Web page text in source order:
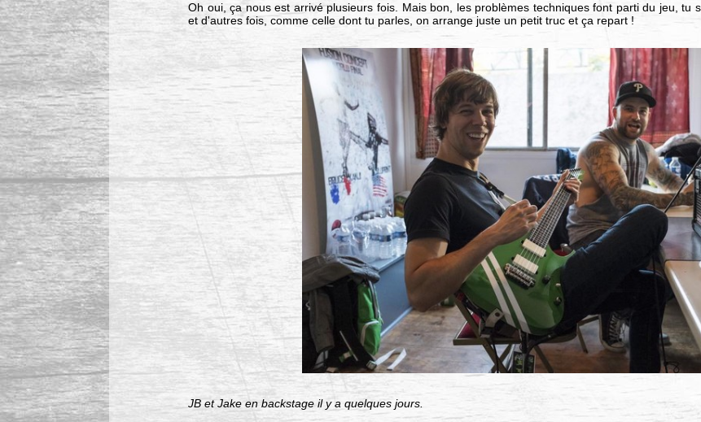
Oh oui, ça nous est arrivé plusieurs fois. Mais bon, les problèmes techniques font parti du jeu, tu
et d'autres fois, comme celle dont tu parles, on arrange juste un petit truc et ça repart !
JB et Jake en backstage il y a quelques jours.